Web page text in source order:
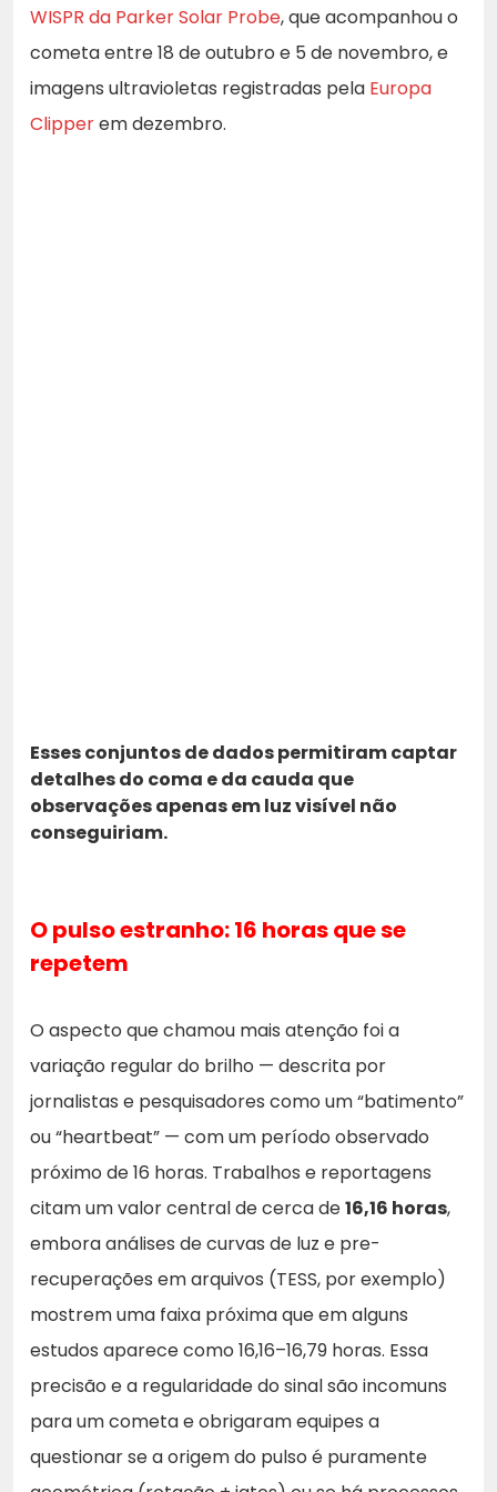
WISPR da Parker Solar Probe, que acompanhou o
cometa entre 18 de outubro e 5 de novembro, e
imagens ultravioletas registradas pela Europa
Clipperem dezembro.
Esses conjuntos de dados permitiram captar
detalhes do coma e da cauda que
observações apenas em luz visível não
conseguiriam.
O pulso estranho: 16 horas que se
repetem
O aspecto que chamou mais atenção foi a
variação regular do brilho — descrita por
jornalistas e pesquisadores como um “batimento”
ou “heartbeat” — com um período observado
próximo de 16 horas. Trabalhos e reportagens
citam um valor central de cerca de16,16 horas,
embora análises de curvas de luz e pre-
recuperações em arquivos (TESS, por exemplo)
mostrem uma faixa próxima que em alguns
estudos aparece como 16,16–16,79 horas. Essa
precisão e a regularidade do sinal são incomuns
para um cometa e obrigaram equipes a
questionar se a origem do pulso é puramente